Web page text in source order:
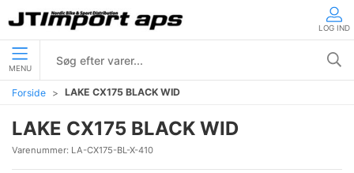
LOG IND
MENU
Forside LAKE CX175 BLACK WID
LAKE CX175 BLACK WID
Varenummer: LA-CX175-BL-X-410